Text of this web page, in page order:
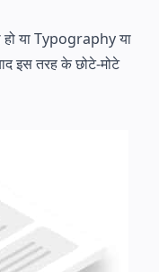
या Typography या
इस तरह के छोटे-मोटे